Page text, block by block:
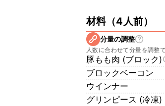
材料（4人前）
分量の調整
人数に合わせて分量を調整
豚もも肉 (ブロック)
ブロックベーコン
ウインナー
グリンピース (冷凍)